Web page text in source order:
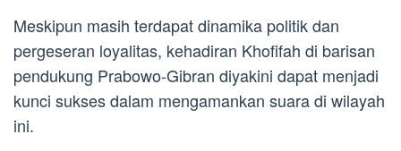
Meskipun masih terdapat dinamika politik dan
pergeseran loyalitas, kehadiran Khofifah di barisan
pendukung Prabowo-Gibran diyakini dapat menjadi
kunci sukses dalam mengamankan suara di wilayah
ini.